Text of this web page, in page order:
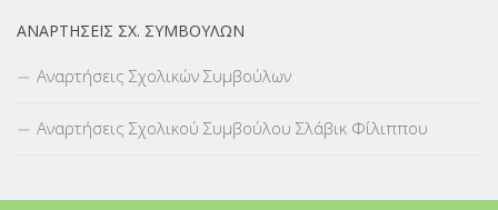
ΑΝΑΡΤΉΣΕΙΣ ΣΧ. ΣΥΜΒΟΎΛΩΝ
Αναρτήσεις Σχολικών Συμβούλων
Αναρτήσεις Σχολικού Συμβούλου Σλάβικ Φίλιππου